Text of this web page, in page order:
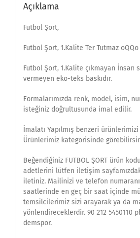
Açıklama
Futbol Şort,
Futbol Şort, 1.Kalite Ter Tutmaz
Futbol Şort, 1.Kalite çıkmayan İnsan
vermeyen eko-teks baskıdır.
Formalarımızda renk, model, isim,
isteğiniz doğrultusunda imal edilir.
İmalatı Yapılmış benzeri
Ürünlerimiz kategorisinde
Beğendiğiniz FUTBOL ŞORT ürün
adetlerini lütfen iletişim
iletiniz. Mailinizi ve telefon
saatlerinde en geç bir saat içinde
temsilcilerimiz sizi arayarak ya da
yönlendireceklerdir. 90 212 5450110
demspor.